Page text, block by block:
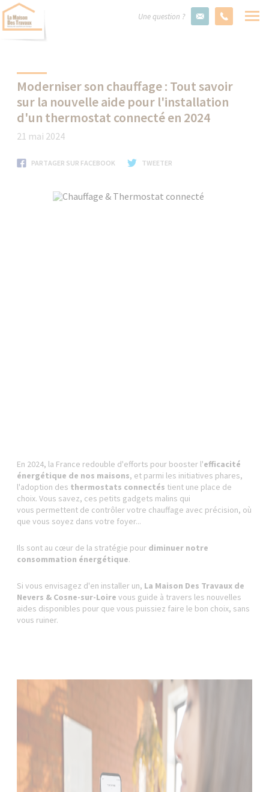
Une question ?
Moderniser son chauffage : Tout savoir
sur la nouvelle aide pour l'installation
d'un thermostat connecté en 2024
21 mai 2024
PARTAGER SUR FACEBOOK TWEETER
En 2024, la France redouble d'efforts pour booster l'efficacité
énergétique de nos maisons, et parmi les initiatives phares,
l'adoption des thermostats connectés tient une place de
choix. Vous savez, ces petits gadgets malins qui
vous permettent de contrôler votre chauffage avec précision, où
que vous soyez dans votre foyer...
Ils sont au cœur de la stratégie pour diminuer notre
consommation énergétique.
Si vous envisagez d'en installer un, La Maison Des Travaux de
Nevers & Cosne-sur-Loire vous guide à travers les nouvelles
aides disponibles pour que vous puissiez faire le bon choix, sans
vous ruiner.